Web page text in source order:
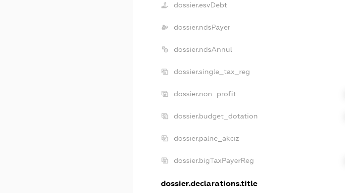
dossier.esvDebt
dossier.ndsPayer
dossier.ndsAnnul
dossier.single_tax_reg
dossier.non_profit
dossier.budget_dotation
dossier.palne_akciz
dossier.bigTaxPayerReg
dossier.declarations.title